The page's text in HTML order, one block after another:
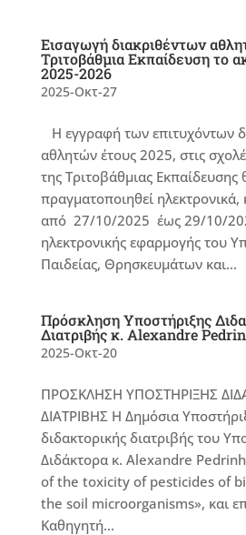
Εισαγωγή διακριθέντων
Τριτοβάθμια Εκπαίδευση το
2025-2026
2025-Οκτ-27
Η εγγραφή των επιτυχόντων
αθλητών έτους 2025, στις
της Τριτοβάθμιας Εκπαίδευσης
πραγματοποιηθεί ηλεκτρονικά,
από 27/10/2025 έως 29/10/
ηλεκτρονικής εφαρμογής του
Παιδείας, Θρησκευμάτων και...
Πρόσκληση Υποστήριξης
Διατριβής κ. Alexandre
2025-Οκτ-20
ΠΡΟΣΚΛΗΣΗ ΥΠΟΣΤΗΡΙΞΗΣ
ΔΙΑΤΡΙΒΗΣ Η Δημόσια
διδακτορικής διατριβής του
Διδάκτορα κ. Alexandre
of the toxicity of pesticides of
the soil microorganisms», και
Καθηγητή...